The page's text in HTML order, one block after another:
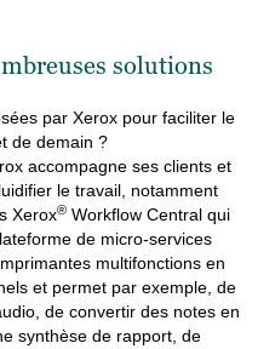
solutions
par Xerox pour faciliter le
de demain ?
accompagne ses clients et
le travail, notamment
Xerox® Workflow Central qui
de micro-services
multifonctions en
et permet par exemple, de
de convertir des notes en
synthèse de rapport, de